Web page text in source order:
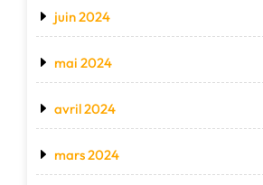
juin 2024
mai 2024
avril 2024
mars 2024